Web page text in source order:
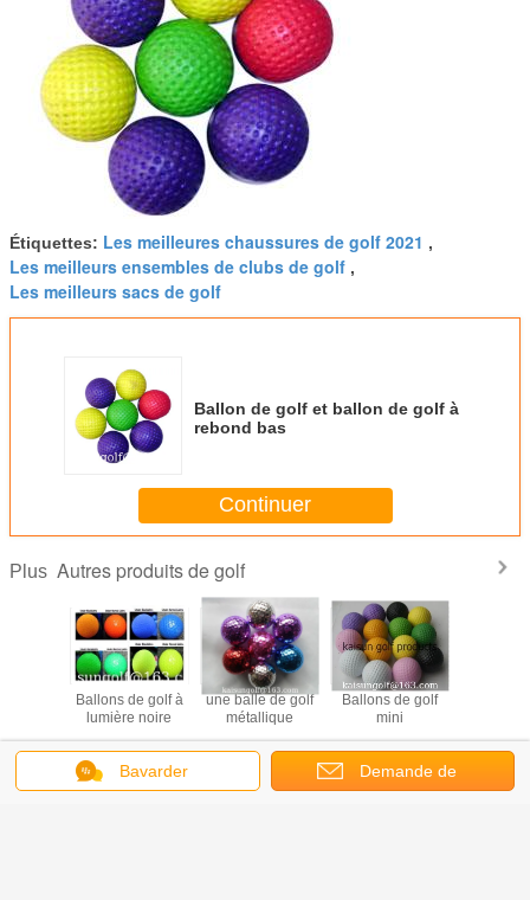
Étiquettes: Les meilleures chaussures de golf 2021 ,
Les meilleurs ensembles de clubs de golf ,
Les meilleurs sacs de golf
Ballon de golf et ballon de golf à
rebond bas
Continuer
Plus Autres produits de golf
pour
l' outil
Ballons de golf à
lumière noire
une balle de golf
métallique
Ballons de golf
mini
golf, l'
Bavarder Demande de
Changez la langue